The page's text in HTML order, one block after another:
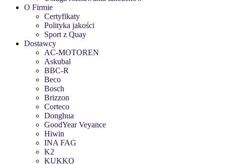
O Firmie
Certyfikaty
Polityka jakości
Sport z Quay
Dostawcy
AC-MOTOREN
Askubal
BBC-R
Beco
Bosch
Brizzon
Corteco
Donghua
GoodYear Veyance
Hiwin
INA FAG
K2
KUKKO